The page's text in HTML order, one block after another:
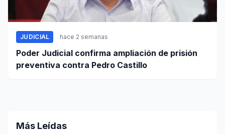
JUDICIAL hace 2 semanas
Poder Judicial confirma ampliación de prisión
preventiva contra Pedro Castillo
Más Leídas